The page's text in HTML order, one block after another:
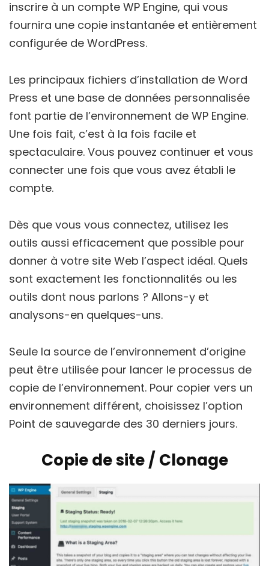
inscrire à un compte WP Engine, qui vous
fournira une copie instantanée et entièrement
configurée de WordPress.
Les principaux fichiers d’installation de Word
Press et une base de données personnalisée
font partie de l’environnement de WP Engine.
Une fois fait, c’est à la fois facile et
spectaculaire. Vous pouvez continuer et vous
connecter une fois que vous avez établi le
compte.
Dès que vous vous connectez, utilisez les
outils aussi efficacement que possible pour
donner à votre site Web l’aspect idéal. Quels
sont exactement les fonctionnalités ou les
outils dont nous parlons ? Allons-y et
analysons-en quelques-uns.
Seule la source de l’environnement d’origine
peut être utilisée pour lancer le processus de
copie de l’environnement. Pour copier vers un
environnement différent, choisissez l’option
Point de sauvegarde des 30 derniers jours.
Copie de site / Clonage